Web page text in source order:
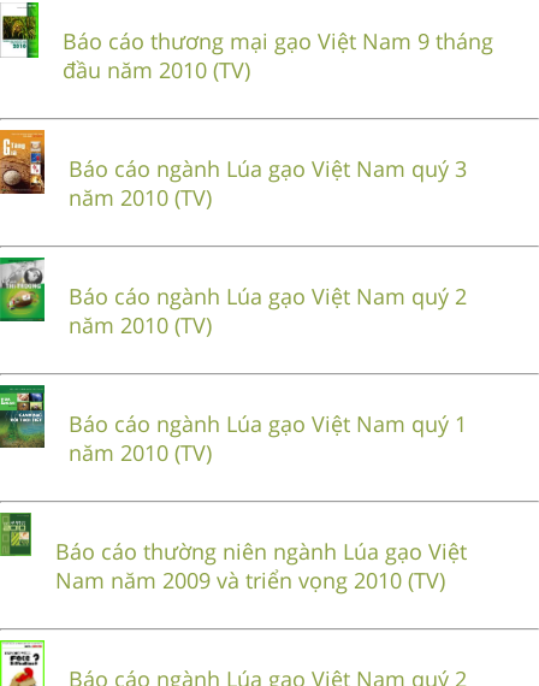
Báo cáo thương mại gạo Việt Nam 9 tháng
đầu năm 2010 (TV)
Báo cáo ngành Lúa gạo Việt Nam quý 3
năm 2010 (TV)
Báo cáo ngành Lúa gạo Việt Nam quý 2
năm 2010 (TV)
Báo cáo ngành Lúa gạo Việt Nam quý 1
năm 2010 (TV)
Báo cáo thường niên ngành Lúa gạo Việt
Nam năm 2009 và triển vọng 2010 (TV)
Báo cáo ngành Lúa gạo Việt Nam quý 2